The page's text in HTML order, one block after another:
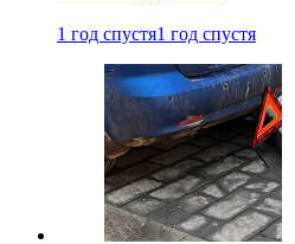
1 год спустя1 год спустя